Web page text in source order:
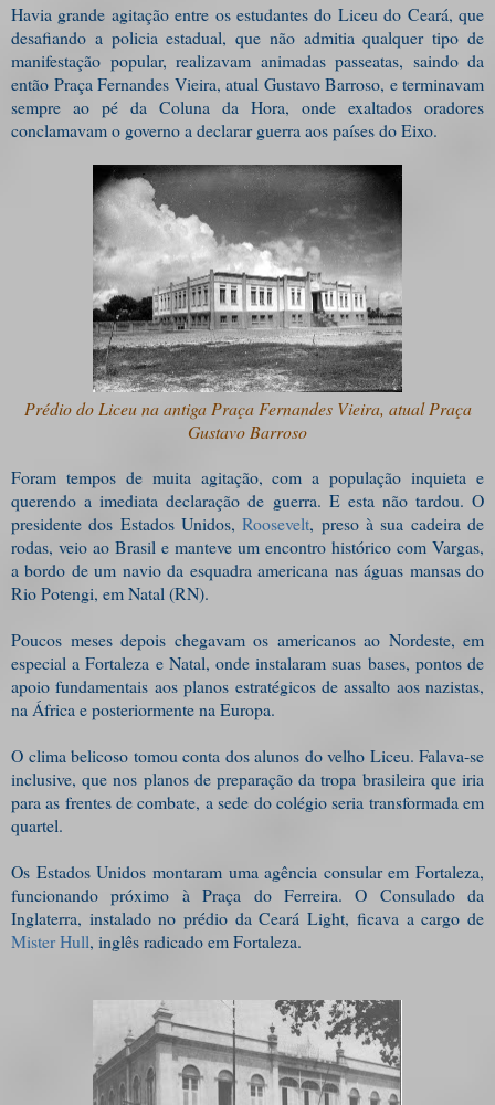
Havia grande agitação entre os estudantes do Liceu do Ceará, que
desafiando a policia estadual, que não admitia qualquer tipo de
manifestação popular, realizavam animadas passeatas, saindo da
então Praça Fernandes Vieira, atual Gustavo Barroso, e terminavam
sempre ao pé da Coluna da Hora, onde exaltados oradores
conclamavam o governo a declarar guerra aos países do Eixo.
Prédio do Liceu na antiga Praça Fernandes Vieira, atual Praça
Gustavo Barroso
Foram tempos de muita agitação, com a população inquieta e
querendo a imediata declaração de guerra. E esta não tardou. O
presidente dos Estados Unidos,Roosevelt, preso à sua cadeira de
rodas, veio ao Brasil e manteve um encontro histórico com Vargas,
a bordo de um navio da esquadra americana nas águas mansas do
Rio Potengi, em Natal (RN).
Poucos meses depois chegavam os americanos ao Nordeste, em
especial a Fortaleza e Natal, onde instalaram suas bases, pontos de
apoio fundamentais aos planos estratégicos de assalto aos nazistas,
na África e posteriormente na Europa.
O clima belicoso tomou conta dos alunos do velho Liceu. Falava-se
inclusive, que nos planos de preparação da tropa brasileira que iria
para as frentes de combate, a sede do colégio seria transformada em
quartel.
Os Estados Unidos montaram uma agência consular em Fortaleza,
funcionando próximo à Praça do Ferreira. O Consulado da
Inglaterra, instalado no prédio da Ceará Light, ficava a cargo de
Mister Hull, inglês radicado em Fortaleza.